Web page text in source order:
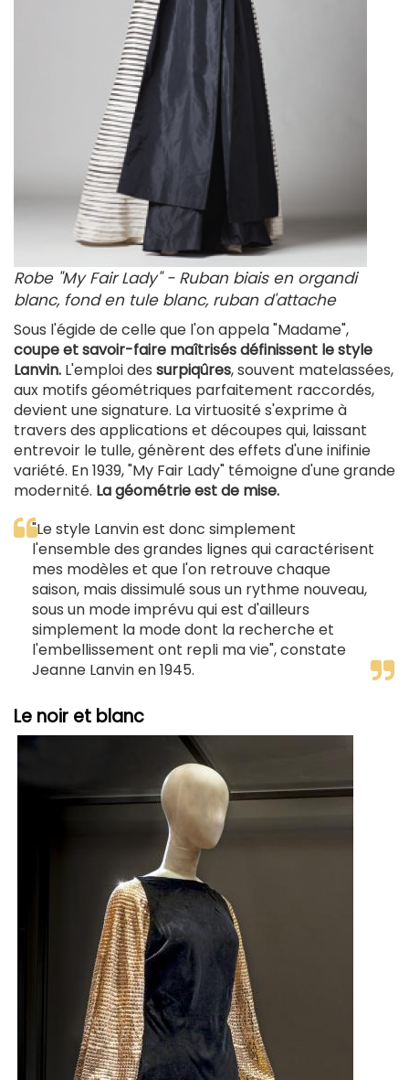
Robe "My Fair Lady" - Ruban biais en organdi
blanc, fond en tule blanc, ruban d'attache
Sous l'égide de celle que l'on appela "Madame",
coupe et savoir-faire maîtrisés définissent le style
Lanvin. L'emploi des surpiqûres, souvent matelassées,
aux motifs géométriques parfaitement raccordés,
devient une signature. La virtuosité s'exprime à
travers des applications et découpes qui, laissant
entrevoir le tulle, génèrent des effets d'une inifinie
variété. En 1939, "My Fair Lady" témoigne d'une grande
modernité. La géométrie est de mise.
"Le style Lanvin est donc simplement
l'ensemble des grandes lignes qui caractérisent
mes modèles et que l'on retrouve chaque
saison, mais dissimulé sous un rythme nouveau,
sous un mode imprévu qui est d'ailleurs
simplement la mode dont la recherche et
l'embellissement ont repli ma vie", constate
Jeanne Lanvin en 1945.
Le noir et blanc